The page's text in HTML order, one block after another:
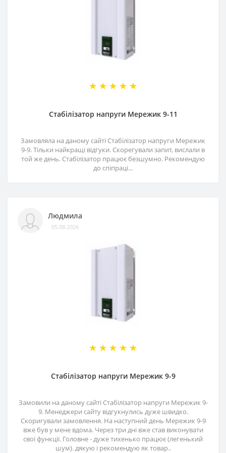
Стабілізатор напруги Мережик 9-11
Замовляла на даному сайті Стабілізатор напруги Мережик
9-9. Тільки найкращі відгуки. Скорегували запит, вислали в
той же день. Стабілізатор працює безшумно. Рекомендую
до спіпраці...
Людмила
05.08.2026
Стабілізатор напруги Мережик 9-9
Замовили на даному сайті Стабілізатор напруги Мережик 9-
9. Менеджери сайту відгукнулись дуже швидко.
Скоригували замовлення. На наступний день Мережик 9-9
вже був у мене вдома. Через три дні вже став виконувати
свої функції. Головне - дуже тихенько працює (легенький
шум). дякую і рекомендую як товар..